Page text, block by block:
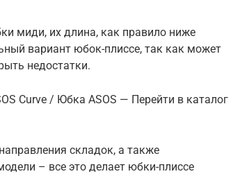
миди, их длина, как правило ниже
вариант юбок-плиссе, так как может
недостатки.
Curve / Юбка ASOS — Перейти в каталог
складок, а также
– все это делает юбки-плиссе